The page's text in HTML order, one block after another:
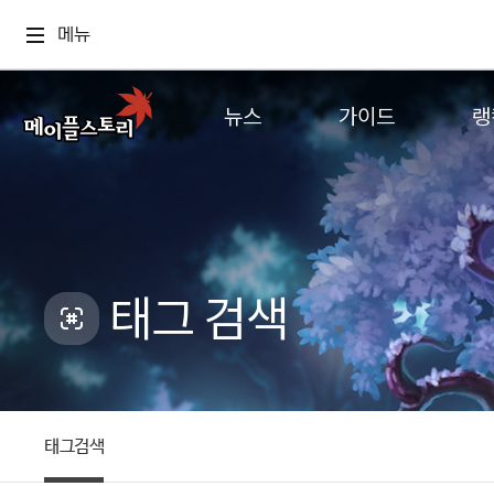
메뉴
뉴스
업데이트
이벤트
캐시샵 공지
메이플 알림판
with maple
가이드
게임정보
직업소개
확률형 아이템
NEXON NOW
추가정보
월드
컨텐
태그 검색
태그검색